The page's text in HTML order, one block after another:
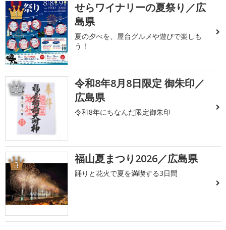
1
せらワイナリーの夏祭り／広
島県
夏の夕べを、屋台グルメや遊びで楽しも
う！
2
令和8年8月8日限定 御朱印／
広島県
令和8年にちなんだ限定御朱印
3 福山夏まつり2026／広島県
踊りと花火で夏を満喫する3日間